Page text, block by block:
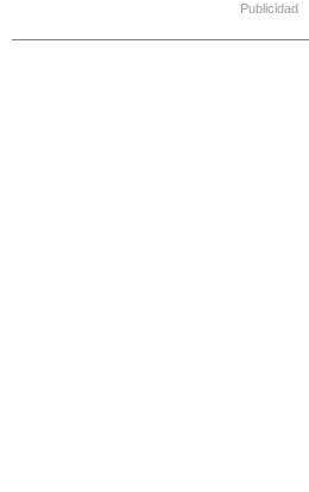
Publicidad